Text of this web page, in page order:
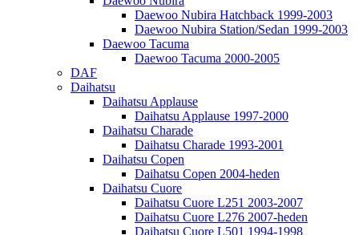
Daewoo Nubira Hatchback 1999-2003
Daewoo Nubira Station/Sedan 1999-2003
Daewoo Tacuma
Daewoo Tacuma 2000-2005
DAF
Daihatsu
Daihatsu Applause
Daihatsu Applause 1997-2000
Daihatsu Charade
Daihatsu Charade 1993-2001
Daihatsu Copen
Daihatsu Copen 2004-heden
Daihatsu Cuore
Daihatsu Cuore L251 2003-2007
Daihatsu Cuore L276 2007-heden
Daihatsu Cuore L501 1994-1998